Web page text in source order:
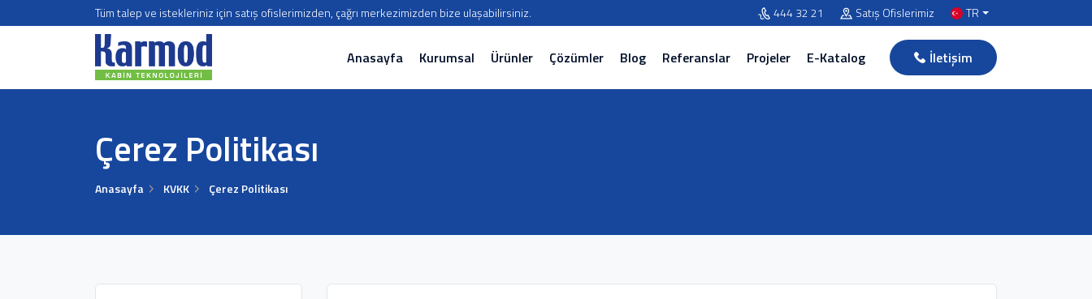
Tüm talep ve istekleriniz için satış ofislerimizden, çağrı merkezimizden bize ulaşabilirsiniz. 444 32 21 Satış Ofislerimiz TR
Anasayfa Kurumsal Ürünler Çözümler Blog Referanslar Projeler E-Katalog İletişim
Çerez Politikası
Anasayfa KVKK Çerez Politikası